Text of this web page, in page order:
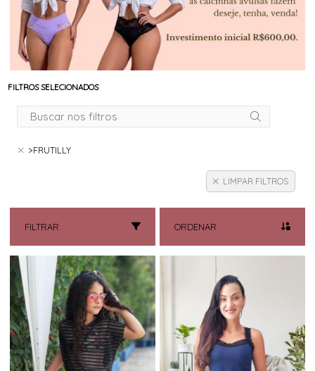
FILTROS SELECIONADOS
>FRUTILLY
LIMPAR FILTROS
FILTRAR ORDENAR